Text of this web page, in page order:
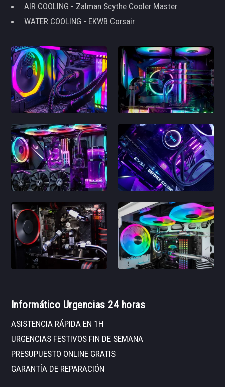
AIR COOLING - Zalman Scythe Cooler Master
WATER COOLING - EKWB Corsair
Informático Urgencias 24 horas
ASISTENCIA RÁPIDA EN 1H
URGENCIAS FESTIVOS FIN DE SEMANA
PRESUPUESTO ONLINE GRATIS
GARANTÍA DE REPARACIÓN